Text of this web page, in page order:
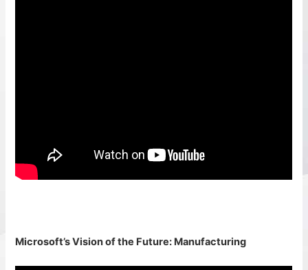
Microsoft’s Vision of the Future: Manufacturing